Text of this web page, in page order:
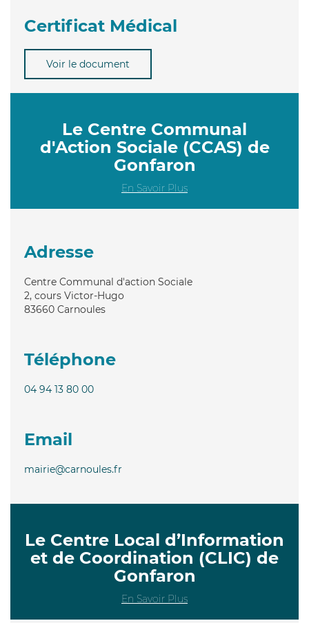
Certificat Médical
Voir le document
Le Centre Communal
d'Action Sociale (CCAS) de
Gonfaron
En Savoir Plus
Adresse
Centre Communal d'action Sociale
2, cours Victor-Hugo
83660 Carnoules
Téléphone
04 94 13 80 00
Email
mairie@carnoules.fr
Le Centre Local d’Information
et de Coordination (CLIC) de
Gonfaron
En Savoir Plus